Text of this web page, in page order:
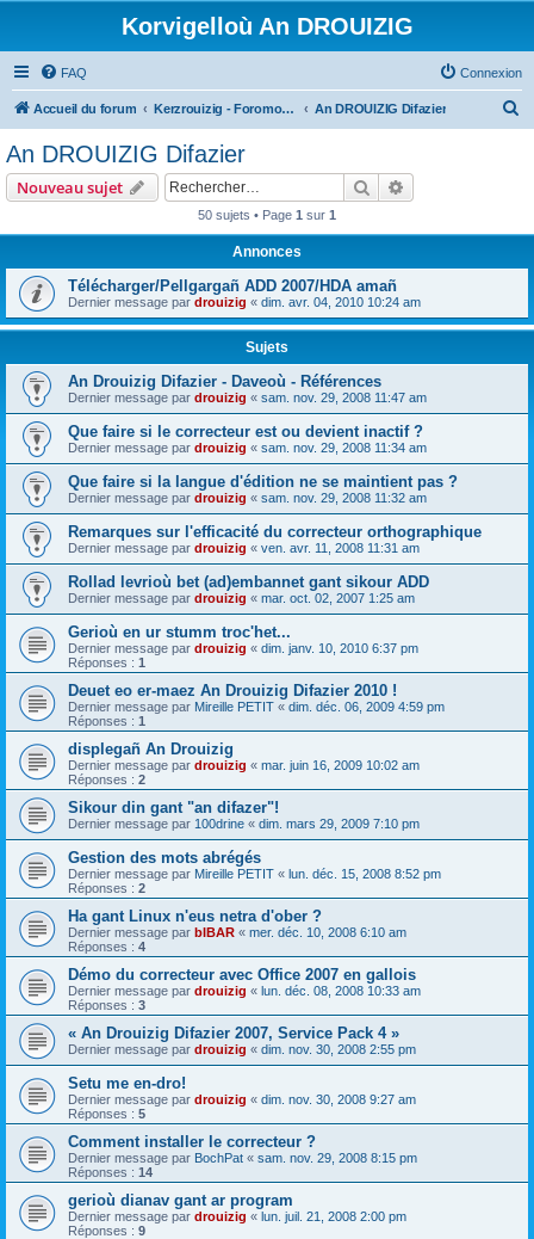
Korvigelloù An DROUIZIG
FAQ Connexion
Accueil du forum Kerzrouizig - Foromoù An Drouizig An DROUIZIG Difazier
e
r
An DROUIZIG Difazier
Nouveau sujet Rechercher
50 sujets • Page 1 sur 1
Annonces
Télécharger/Pellgargañ ADD 2007/HDA amañ
Dernier message par drouizig « dim. avr. 04, 2010 10:24 am
Sujets
An Drouizig Difazier - Daveoù - Références
Dernier message par drouizig « sam. nov. 29, 2008 11:47 am
Que faire si le correcteur est ou devient inactif ?
Dernier message par drouizig « sam. nov. 29, 2008 11:34 am
Que faire si la langue d'édition ne se maintient pas ?
Dernier message par drouizig « sam. nov. 29, 2008 11:32 am
Remarques sur l'efficacité du correcteur orthographique
Dernier message par drouizig « ven. avr. 11, 2008 11:31 am
Rollad levrioù bet (ad)embannet gant sikour ADD
Dernier message par drouizig « mar. oct. 02, 2007 1:25 am
Gerioù en ur stumm troc'het...
Dernier message par drouizig « dim. janv. 10, 2010 6:37 pm
Réponses : 1
Deuet eo er-maez An Drouizig Difazier 2010 !
Dernier message par Mireille PETIT « dim. déc. 06, 2009 4:59 pm
Réponses : 1
displegañ An Drouizig
Dernier message par drouizig « mar. juin 16, 2009 10:02 am
Réponses : 2
Sikour din gant "an difazer"!
Dernier message par 100drine « dim. mars 29, 2009 7:10 pm
Gestion des mots abrégés
Dernier message par Mireille PETIT « lun. déc. 15, 2008 8:52 pm
Réponses : 2
Ha gant Linux n'eus netra d'ober ?
Dernier message par bIBAR « mer. déc. 10, 2008 6:10 am
Réponses : 4
Démo du correcteur avec Office 2007 en gallois
Dernier message par drouizig « lun. déc. 08, 2008 10:33 am
Réponses : 3
« An Drouizig Difazier 2007, Service Pack 4 »
Dernier message par drouizig « dim. nov. 30, 2008 2:55 pm
Setu me en-dro!
Dernier message par drouizig « dim. nov. 30, 2008 9:27 am
Réponses : 5
Comment installer le correcteur ?
Dernier message par BochPat « sam. nov. 29, 2008 8:15 pm
Réponses : 14
gerioù dianav gant ar program
Dernier message par drouizig « lun. juil. 21, 2008 2:00 pm
Réponses : 9